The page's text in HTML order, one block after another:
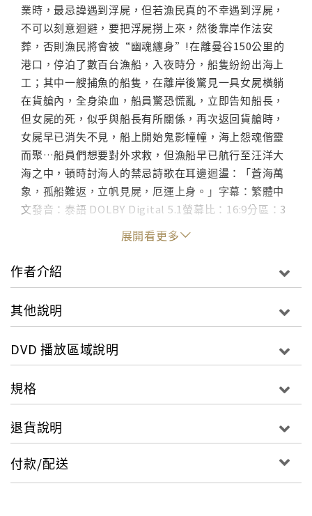
業時，最忌諱遇到浮屍，但若漁民真的不幸遇到浮屍，
不可以刻意迴避，要把浮屍撈上來，然後靠岸作法安
葬，否則漁民將會被“幽魂纏身”!在離曼谷150公里的
港口，停泊了數百台漁船，入夜時分，船隻紛紛出海上
工；其中一艘捕魚的船隻，在離岸後驚見一具女屍橫躺
在貨艙內，全身染血，船員驚恐慌亂，立即告知船長，
但女屍的死，似乎與船長有所關係，再次返回貨艙時，
女屍早已消失不見，船上開始鬼影幢幢，海上怨魂偕靈
而聚…船員們想要對外求救，但漁船早已航行至汪洋大
海之中，頓時討海人的禁忌詩歌在耳邊迴盪：「蒼海萬
象，孤船難返，立帆見屍，厄運上身。」字幕：繁體中
文發音：泰語 DOLBY Digital 5.1螢幕比：16:9分區：3
區分級：輔導級片長：約93分
展開看更多
作者介紹
其他說明
DVD 播放區域說明
規格
退貨說明
付款/配送